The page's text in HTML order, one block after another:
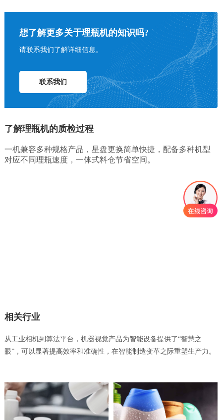
想了解更多关于理瓶机的知识吗?
请联系我们了解详细信息。
联系我们
了解理瓶机的质检过程
一机兼容多种规格产品，星盘更换简单快捷，配备多种机型
对应不同理瓶速度，一体式料仓节省空间。
相关行业
从工业相机到算法平台，机器视觉产品为智能设备提供了“智慧之
眼”，可以显著提高效率和准确性，在智能制造变革之际重塑生产力。